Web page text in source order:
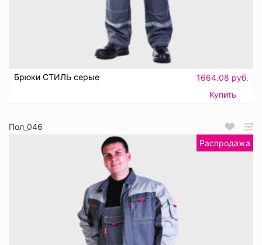
Брюки СТИЛЬ серые
1664.08 руб.
Купить
Пол_046
Распродажа